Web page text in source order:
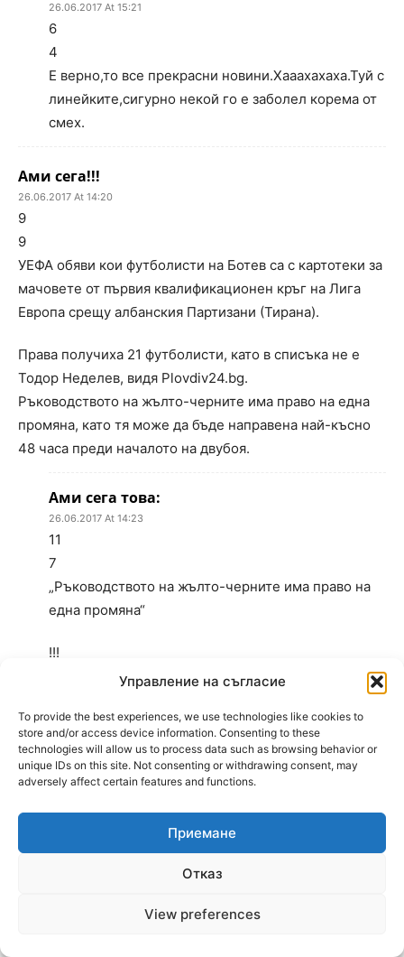
Управление на съгласие
To provide the best experiences, we use technologies like cookies to
store and/or access device information. Consenting to these
technologies will allow us to process data such as browsing behavior or
unique IDs on this site. Not consenting or withdrawing consent, may
adversely affect certain features and functions.
Приемане
Отказ
View preferences
26.06.2017 At 15:21
6
4
Е верно,то все прекрасни новини.Хааахахаха.Туй с
линейките,сигурно некой го е заболел корема от
смех.
Ами сега!!!
26.06.2017 At 14:20
9
9
УЕФА обяви кои футболисти на Ботев са с картотеки за
мачовете от първия квалификационен кръг на Лига
Европа срещу албанския Партизани (Тирана).
Права получиха 21 футболисти, като в списъка не е
Тодор Неделев, видя Plovdiv24.bg.
Ръководството на жълто-черните има право на една
промяна, като тя може да бъде направена най-късно
48 часа преди началото на двубоя.
Ами сега това:
26.06.2017 At 14:23
11
7
„Ръководството на жълто-черните има право на
една промяна“
!!!
Анонимен
26.06.2017 At 15:28
5
11
И като го картотекират,какво там ДУЗПИ НЕ
ДАВАТ ПОДАРЪК:)